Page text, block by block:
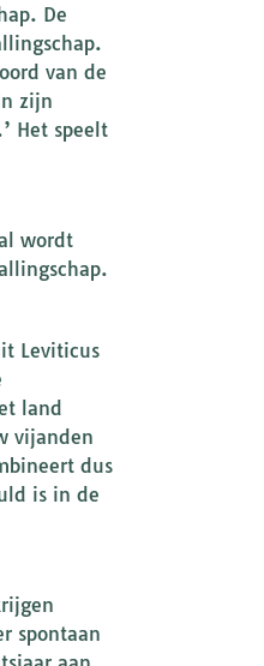
De
van de
zijn
Het speelt
wordt
Leviticus
land
vijanden
dus
is in de
spontaan